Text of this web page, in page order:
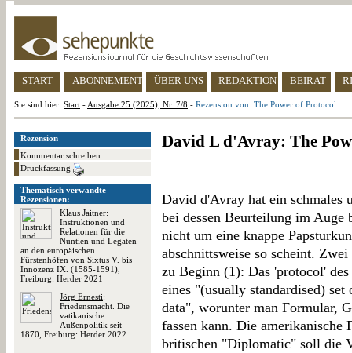
START ABONNEMENT ÜBER UNS REDAKTION BEIRAT
Sie sind hier: Start - Ausgabe 25 (2025), Nr. 7/8 - Rezension von: The Power of Protocol
Rezension
Kommentar schreiben
Druckfassung
Thematisch verwandte
Rezensionen:
Klaus Jaitner:
Instruktionen und
Relationen für die
Nuntien und Legaten
an den europäischen
Fürstenhöfen von Sixtus V. bis
Innozenz IX. (1585-1591),
Freiburg: Herder 2021
Jörg Ernesti:
Friedensmacht. Die
vatikanische
Außenpolitik seit
1870, Freiburg: Herder 2022
David L d'Avray: The
David d'Avray hat ein schmales
bei dessen Beurteilung im Auge
nicht um eine knappe
abschnittsweise so scheint.
zu Beginn (1): Das 'protocol'
eines "(usually standardised)
data", worunter man Formular,
fassen kann. Die
britischen "Diplomatic" soll die